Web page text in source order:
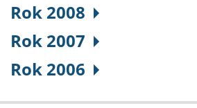
Rok 2008
Rok 2007
Rok 2006